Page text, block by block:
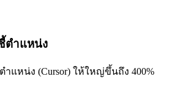
ตำแหน่ง
แหน่ง (Cursor) ให้ใหญ่ขึ้นถึง 400%